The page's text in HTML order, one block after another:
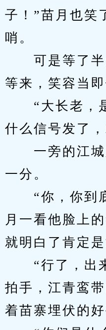
子！”苗月也笑
哨。
可是等了半
等来，笑容当
“大长老，是
什么信号发了
一旁的江城
一分。
“你，你到底
月一看他脸上
就明白了肯定
“行了，出来
拍手，江青鸾
着苗寨埋伏的好